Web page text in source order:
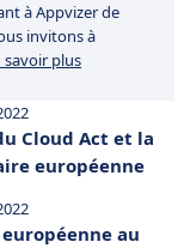
à Appvizer de
invitons à
savoir plus
Cloud Act et la
européenne
au